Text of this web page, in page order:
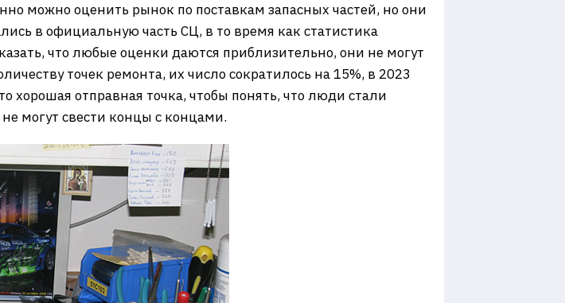
можно оценить рынок по поставкам запасных частей, но они
в официальную часть СЦ, в то время как статистика
что любые оценки даются приблизительно, они не могут
точек ремонта, их число сократилось на 15%, в 2023
хорошая отправная точка, чтобы понять, что люди стали
могут свести концы с концами.